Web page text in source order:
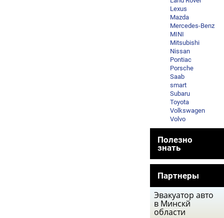
Lexus
Mazda
Mercedes-Benz
MINI
Mitsubishi
Nissan
Pontiac
Porsche
Saab
smart
Subaru
Toyota
Volkswagen
Volvo
Полезно
знать
Партнеры
Эвакуатор авто
в Минскй
области